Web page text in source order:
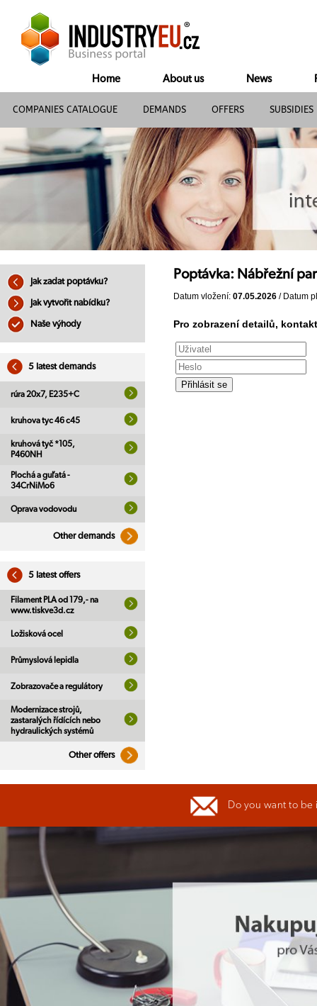
Home About us News
COMPANIES CATALOGUE DEMANDS OFFERS SUBSIDIES
Jak zadat poptávku?
Jak vytvořit nabídku?
Naše výhody
5 latest demands
rúra 20x7, E235+C
kruhova tyc 46 c45
kruhová tyč *105,
P460NH
Plochá a guľatá -
34CrNiMo6
Oprava vodovodu
Other demands
5 latest offers
Filament PLA od 179,- na
www.tiskve3d.cz
Ložisková ocel
Průmyslová lepidla
Zobrazovače a regulátory
Modernizace strojů,
zastaralých řídících nebo
hydraulických systémů
Other offers
Poptávka: Nábřežní
Datum vložení: 07.05.2026 / Datum
Pro zobrazení detailů,
Do you want to